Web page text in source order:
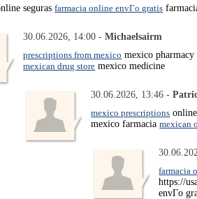
segurasfarmacia online envГ­o gratis
30.06.2026, 14:00 -Michaelsairm
prescriptions from mexico mexico
mexican drug store mexico medicine
30.06.2026, 13:46 -
mexico prescriptions
mexico farmaciamexican
farmacia
https://
envГ­o